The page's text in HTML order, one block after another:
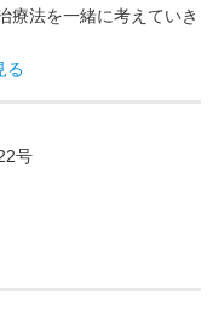
療法を一緒に考えていき
る
号